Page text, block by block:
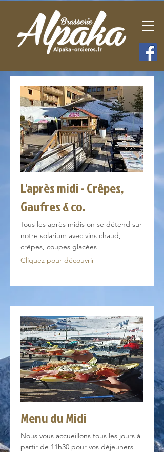
L'après midi - Crêpes,
Gaufres & co.
Tous les après midis on se détend sur
notre solarium avec vins chaud,
crêpes, coupes glacées
Cliquez pour découvrir
Menu du Midi
Nous vous accueillons tous les jours à
partir de 11h30 pour vos déjeuners